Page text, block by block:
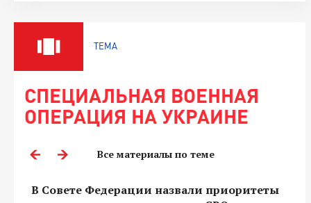
ТЕМА
СПЕЦИАЛЬНАЯ ВОЕННАЯ
ОПЕРАЦИЯ НА УКРАИНЕ
Все материалы по теме
В Совете Федерации назвали приоритеты